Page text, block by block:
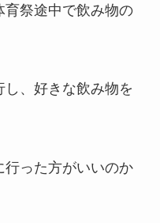
祭途中で飲み物の
、好きな飲み物を
行った方がいいのか